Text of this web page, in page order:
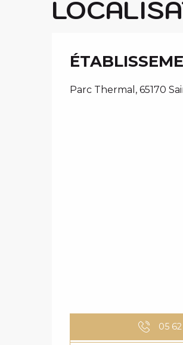
Parc Thermal, 65170
05